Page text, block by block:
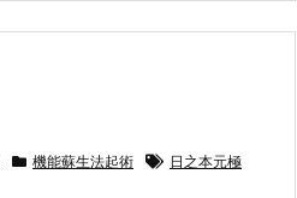
機能蘇生法起術 日之本元極